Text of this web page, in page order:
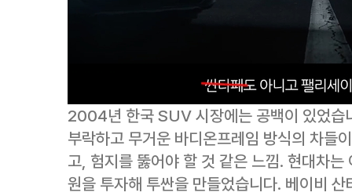
2004년 한국 SUV 시장에는 공백이 있었습
부락하고 무거운 바디온프레임 방식의 차들
고, 험지를 뚫어야 할 것 같은 느낌. 현대차
원을 투자해 투싼을 만들었습니다. 베이비